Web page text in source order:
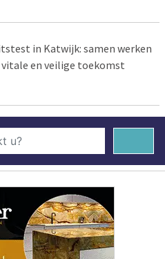
in Katwijk: samen werken
vitale en veilige toekomst